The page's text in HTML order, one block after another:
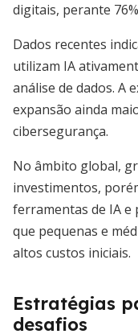
digitais, perante
Dados recentes
utilizam IA
análise de dados. A
expansão ainda
cibersegurança.
No âmbito global,
investimentos,
ferramentas de IA
que pequenas e
altos custos iniciais.
Estratégias
desafios